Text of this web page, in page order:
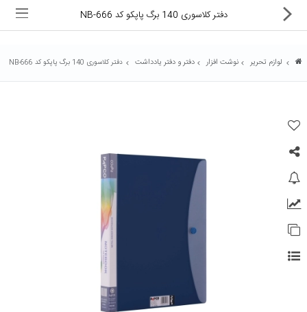
تجهیزات فروشگاهی و بانکی
دفتر کلاسوری 140 برگ پاپکو کد NB-666
لوازم تحریر نوشت افزار دفتر و دفتر یادداشت دفتر کلاسوری 140 برگ پاپکو کد NB-666